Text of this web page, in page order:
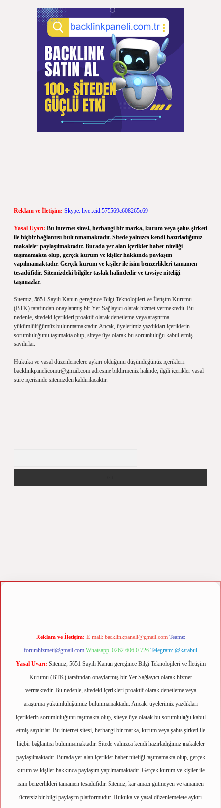
Reklam ve İletişim: Skype: live:.cid.575569c608265c69
Yasal Uyarı: Bu internet sitesi, herhangi bir marka, kurum veya şahıs şirketi
ile hiçbir bağlantısı bulunmamaktadır. Sitede yalnızca kendi hazırladığımız
makaleler paylaşılmaktadır. Burada yer alan içerikler haber niteliği
taşımamakta olup, gerçek kurum ve kişiler hakkında paylaşım
yapılmamaktadır. Gerçek kurum ve kişiler ile isim benzerlikleri tamamen
tesadüfidir. Sitemizdeki bilgiler taslak halindedir ve tavsiye niteliği
taşımazlar.
Sitemiz, 5651 Sayılı Kanun gereğince Bilgi Teknolojileri ve İletişim Kurumu
(BTK) tarafından onaylanmış bir Yer Sağlayıcı olarak hizmet vermektedir. Bu
nedenle, sitedeki içerikleri proaktif olarak denetleme veya araştırma
yükümlülüğümüz bulunmamaktadır. Ancak, üyelerimiz yazdıkları içeriklerin
sorumluluğunu taşımakta olup, siteye üye olarak bu sorumluluğu kabul etmiş
sayılırlar.
Hukuka ve yasal düzenlemelere aykırı olduğunu düşündüğünüz içerikleri,
backlinkpanelicomtr@gmail.com adresine bildirmeniz halinde, ilgili içerikler yasal
süre içerisinde sitemizden kaldırılacaktır.
m elexbet
Reklam ve İletişim: E-mail: backlinkpaneli@gmail.com Teams:
forumhizmeti@gmail.com Whatsapp: 0262 606 0 726 Telegram: @karabul
Yasal Uyarı: Sitemiz, 5651 Sayılı Kanun gereğince Bilgi Teknolojileri ve İletişim
Kurumu (BTK) tarafından onaylanmış bir Yer Sağlayıcı olarak hizmet
vermektedir. Bu nedenle, sitedeki içerikleri proaktif olarak denetleme veya
araştırma yükümlülüğümüz bulunmamaktadır. Ancak, üyelerimiz yazdıkları
içeriklerin sorumluluğunu taşımakta olup, siteye üye olarak bu sorumluluğu kabul
etmiş sayılırlar. Bu internet sitesi, herhangi bir marka, kurum veya şahıs şirketi ile
hiçbir bağlantısı bulunmamaktadır. Sitede yalnızca kendi hazırladığımız makaleler
paylaşılmaktadır. Burada yer alan içerikler haber niteliği taşımamakta olup, gerçek
kurum ve kişiler hakkında paylaşım yapılmamaktadır. Gerçek kurum ve kişiler ile
isim benzerlikleri tamamen tesadüfidir. Sitemiz, kar amacı gütmeyen ve tamamen
ücretsiz bir bilgi paylaşım platformudur. Hukuka ve yasal düzenlemelere aykırı